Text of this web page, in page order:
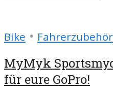
Bike • Fahrerzubehör
MyMyk
für eure GoPro!